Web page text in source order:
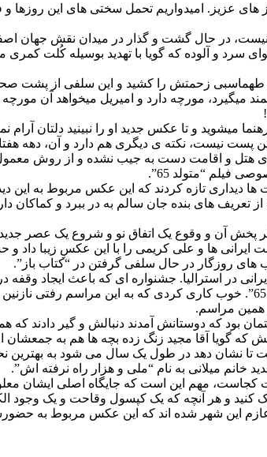
عزیز. امیدواریم تحمل سختی های این روزها
در حال گشت و گذار در میدان نقش جهان
سرد و آلوده که گویا با تهدید بوسیله کُلت
طهماسبی زحمتش را کشید و این سلفی از پشت
میگیرد، مورچه دارد و امیریل میخواهد آن مورچه
میشوید و تا عکس جدید او را نبینید دلتان آرام
پست نیست، نکته ی دیگری هم دارد و آن، دهه
هتل و اقامت دست به جیب نشده و از روش
فیلم “متولد 65”.
دیداری تازه کردند که این عکس مربوط به این
تعریف های بنده جان سالم به در ببرد و
پخش آن و وقوع یک اتفاق نو و شروع یک عصر
ایرانی ها و علی کریمی را با این عکسِ زیبا
روزگار در حال سلفی گرفتن در “کتاب باز”.
در استرالیا. جشنواره ای که باعث ایجاد
همین مراسم.
که دوستانش آمدند دنبالش و گیر دادند که
گویا آقا مجید زنگ زده بچه ها هم به جمعشان
خانم میلانی به نام “ملی و هزار راه نرفته اش”.
کجاست، مهم این است که جایگاه اصلی ایشان
کنید و هر آنچه که یک کپسول وقاحت و یک وجود
عازم این شهر شده اند که این عکس مربوط به